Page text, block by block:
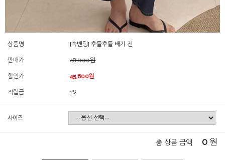
상품명 [속밴딩] 후들후들 배기 진
판매가 48,000원
할인가 45,600원
적립금 1%
사이즈
총 상품 금액 0 원